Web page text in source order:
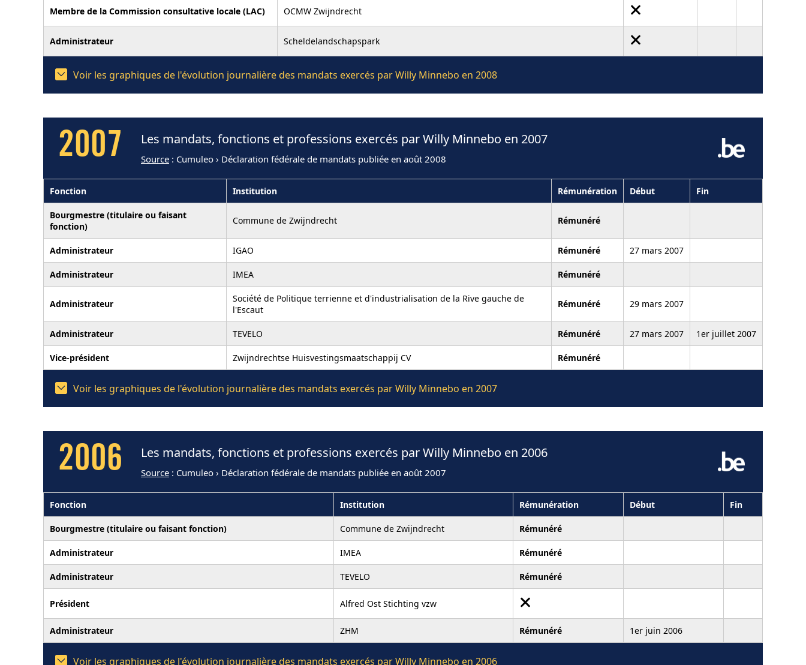
Membre de la Commission consultative locale (LAC) OCMW Zwijndrecht
Administrateur Scheldelandschapspark
Voir les graphiques de l'évolution journalière des mandats exercés par Willy Minnebo en 2008
2007 Les mandats, fonctions et professions exercés par Willy Minnebo en 2007
Source : Cumuleo › Déclaration fédérale de mandats publiée en août 2008
Fonction Institution Rémunération Début Fin
Bourgmestre (titulaire ou faisant
fonction)
Commune de Zwijndrecht Rémunéré
Administrateur IGAO Rémunéré 27 mars 2007
Administrateur IMEA Rémunéré
Administrateur
Société de Politique terrienne et d'industrialisation de la Rive gauche de
l'Escaut
Rémunéré 29 mars 2007
Administrateur TEVELO Rémunéré 27 mars 2007 1er juillet 2007
Vice-président Zwijndrechtse Huisvestingsmaatschappij CV Rémunéré
Voir les graphiques de l'évolution journalière des mandats exercés par Willy Minnebo en 2007
2006 Les mandats, fonctions et professions exercés par Willy Minnebo en 2006
Source : Cumuleo › Déclaration fédérale de mandats publiée en août 2007
Fonction Institution Rémunération Début Fin
Bourgmestre (titulaire ou faisant fonction) Commune de Zwijndrecht Rémunéré
Administrateur IMEA Rémunéré
Administrateur TEVELO Rémunéré
Président Alfred Ost Stichting vzw
Administrateur ZHM Rémunéré 1er juin 2006
Voir les graphiques de l'évolution journalière des mandats exercés par Willy Minnebo en 2006